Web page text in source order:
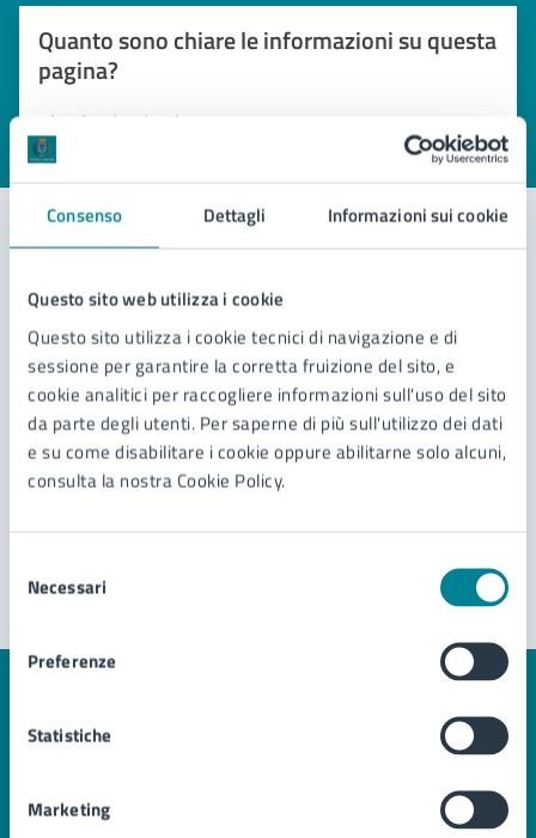
Consenso Dettagli Informazioni sui cookie
Questo sito web utilizza i cookie
Questo sito utilizza i cookie tecnici di navigazione e di
sessione per garantire la corretta fruizione del sito, e
cookie analitici per raccogliere informazioni sull'uso del sito
da parte degli utenti. Per saperne di più sull'utilizzo dei dati
e su come disabilitare i cookie oppure abilitarne solo alcuni,
consulta la nostra Cookie Policy.
delNecessari
Preferenze
Statistiche
Marketing
Quanto sono chiare le informazioni su questa
pagina?
Valuta 1 stelle su 5
Contatta il comune
Leggi le domande frequenti
Richiedi assistenza
Prenota appuntamento
Problemi in città